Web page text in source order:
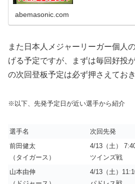
abemasonic.com
また日本人メジャーリーガー個人
げる予定ですが、まずは毎回好投
の次回登板予定は必ず押さえてお
※以下、先発予定日が近い選手から紹介
選手名 次回先発
前田健太
（タイガース）
4/13（土）
ツインズ戦
山本由伸
4/13（土）